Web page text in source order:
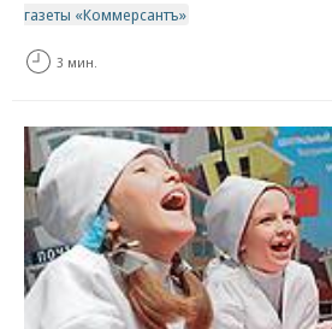
газеты «Коммерсантъ»
3 мин.